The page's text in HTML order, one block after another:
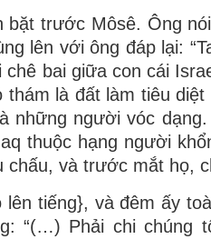
trước Môsê. Ông
lên với ông đáp lại:
bai giữa con cái
thám là đất làm tiêu
những người vóc
thuộc hạng người
và trước mắt họ,
tiếng}, và đêm ấy
“(…) Phải chi chúng